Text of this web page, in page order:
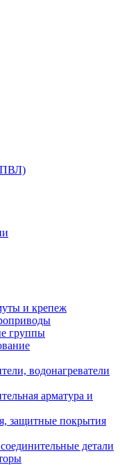
и крепеж
группы
водонагреватели
арматура и
защитные покрытия
детали